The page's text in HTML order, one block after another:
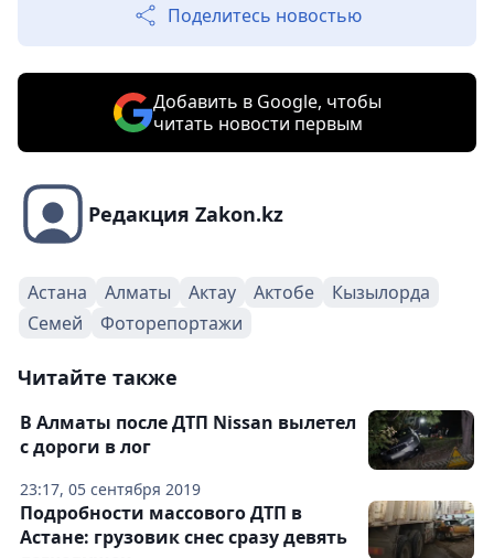
Поделитесь новостью
Добавить в Google, чтобы
читать новости первым
Редакция Zakon.kz
Астана Алматы Актау Актобе
Кызылорда
Семей
Фоторепортажи
Читайте также
23:17, 05 сентября 2019
В Алматы после ДТП Nissan вылетел
с дороги в лог
Подробности массового ДТП в
Астане: грузовик снес сразу девять